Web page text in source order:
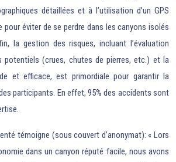
détaillées et à l’utilisation d’un GPS
éviter de se perdre dans les canyons isolés
la gestion des risques, incluant l’évaluation
potentiels (crues, chutes de pierres, etc.) et la
et efficace, est primordiale pour garantir la
participants. En effet, 95% des accidents sont
témoigne (sous couvert d’anonymat): « Lors
dans un canyon réputé facile, nous avons